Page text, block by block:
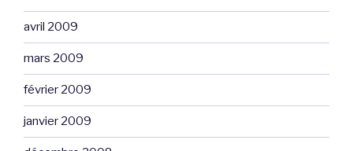
avril 2009
mars 2009
février 2009
janvier 2009